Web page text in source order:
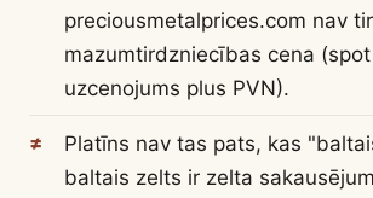
preciousmetalprices.com nav
mazumtirdzniecības cena
uzcenojums plus PVN).
Platīns nav tas pats, kas
baltais zelts ir zelta